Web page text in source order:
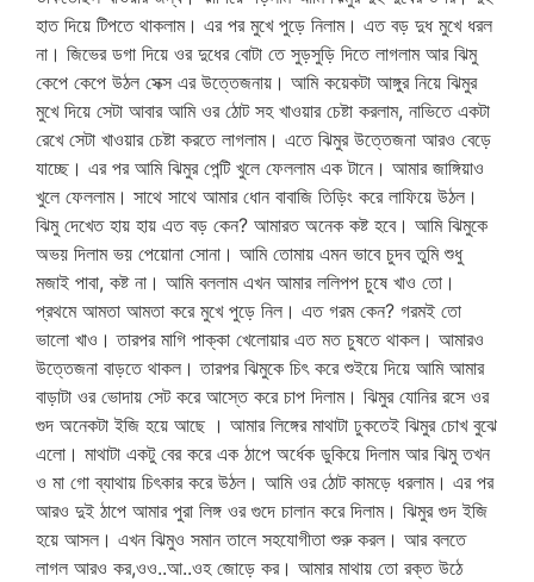
হাত দিয়ে টিপতে থাকলাম। এর পর মুখে পুড়ে নিলাম। এত বড় দুধ মুখে ধরল
না। জিভের ডগা দিয়ে ওর দুধের বোটা তে সুড়সুড়ি দিতে লাগলাম আর ঝিমু
কেপে কেপে উঠল সেক্স এর উত্তেজনায়। আমি কয়েকটা আঙ্গুর নিয়ে ঝিমুর
মুখে দিয়ে সেটা আবার আমি ওর ঠোট সহ খাওয়ার চেষ্টা করলাম, নাভিতে একটা
রেখে সেটা খাওয়ার চেষ্টা করতে লাগলাম। এতে ঝিমুর উত্তেজনা আরও বেড়ে
যাচ্ছে। এর পর আমি ঝিমুর পেন্টি খুলে ফেললাম এক টানে। আমার জাঙ্গিয়াও
খুলে ফেললাম। সাথে সাথে আমার ধোন বাবাজি তিড়িং করে লাফিয়ে উঠল।
ঝিমু দেখেত হায় হায় এত বড় কেন? আমারত অনেক কষ্ট হবে। আমি ঝিমুকে
অভয় দিলাম ভয় পেয়োনা সোনা। আমি তোমায় এমন ভাবে চুদব তুমি শুধু
মজাই পাবা, কষ্ট না। আমি বললাম এখন আমার ললিপপ চুষে খাও তো।
প্রথমে আমতা আমতা করে মুখে পুড়ে নিল। এত গরম কেন? গরমই তো
ভালো খাও। তারপর মাগি পাক্কা খেলোয়ার এত মত চুষতে থাকল। আমারও
উত্তেজনা বাড়তে থাকল। তারপর ঝিমুকে চিৎ করে শুইয়ে দিয়ে আমি আমার
বাড়াটা ওর ভোদায় সেট করে আস্তে করে চাপ দিলাম। ঝিমুর যোনির রসে ওর
গুদ অনেকটা ইজি হয়ে আছে । আমার লিঙ্গের মাথাটা ঢুকতেই ঝিমুর চোখ বুঝে
এলো। মাথাটা একটু বের করে এক ঠাপে অর্ধেক ডুকিয়ে দিলাম আর ঝিমু তখন
ও মা গো ব্যাথায় চিৎকার করে উঠল। আমি ওর ঠোট কামড়ে ধরলাম। এর পর
আরও দুই ঠাপে আমার পুরা লিঙ্গ ওর গুদে চালান করে দিলাম। ঝিমুর গুদ ইজি
হয়ে আসল। এখন ঝিমুও সমান তালে সহযোগীতা শুরু করল। আর বলতে
লাগল আরও কর,ওও..আ..ওহ জোড়ে কর। আমার মাথায় তো রক্ত উঠে